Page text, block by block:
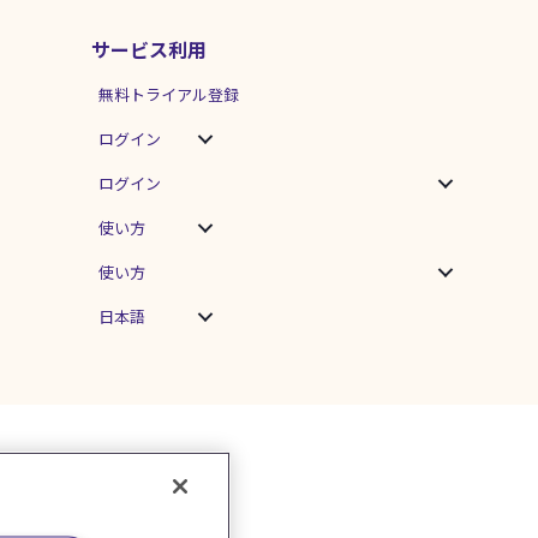
サービス利用
無料トライアル登録
ログイン
ログイン
使い方
使い方
日本語